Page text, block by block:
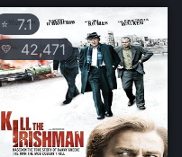
⭐ 7.1
💛 42,471